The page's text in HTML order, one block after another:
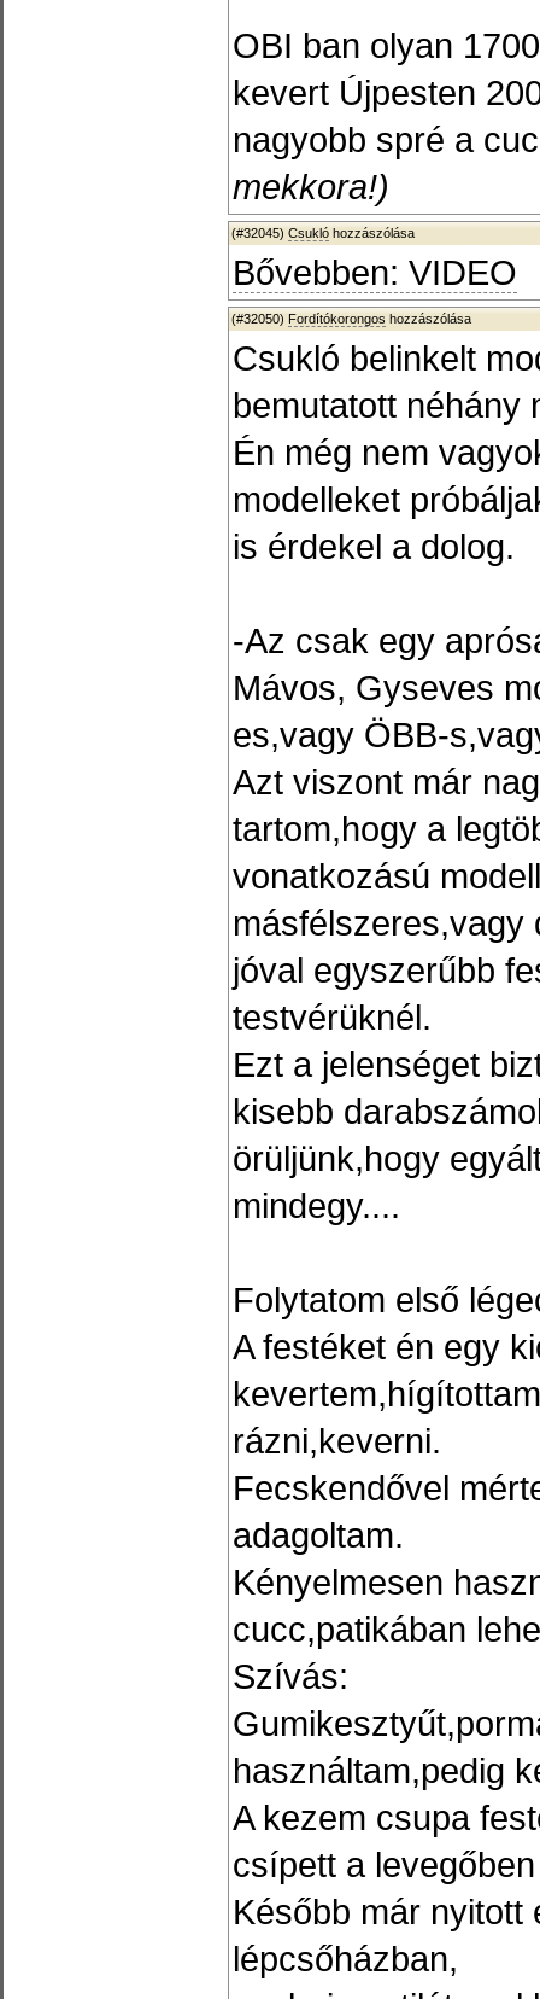
OBI ban olyan
kevert Újpesten
nagyobb spré a
mekkora!)
(#32045) Csukló hozzászólása
Bővebben: VIDEO
(#32050) Fordítókorongos hozzászólása
Csukló belinkelt
bemutatott néhány
Én még nem
modelleket
is érdekel a dolog.
-Az csak egy
Mávos, Gyseves
es,vagy ÖBB-
Azt viszont már
tartom,hogy a
vonatkozású
másfélszeres,vagy
jóval egyszerűbb
testvérüknél.
Ezt a jelenséget
kisebb
örüljünk,hogy
mindegy....
Folytatom első
A festéket én egy
rázni,keverni.
Fecskendővel
adagoltam.
Kényelmesen
cucc,patikában
Szívás:
használtam,pedig
A kezem csupa
csípett a
Később már nyitott
lépcsőházban,